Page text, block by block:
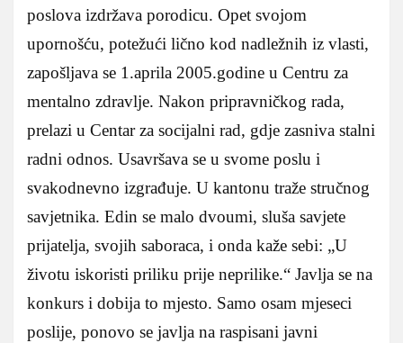
poslova izdržava porodicu. Opet svojom
upornošću, potežući lično kod nadležnih iz vlasti,
zapošljava se 1.aprila 2005.godine u Centru za
mentalno zdravlje. Nakon pripravničkog rada,
prelazi u Centar za socijalni rad, gdje zasniva stalni
radni odnos. Usavršava se u svome poslu i
svakodnevno izgrađuje. U kantonu traže stručnog
savjetnika. Edin se malo dvoumi, sluša savjete
prijatelja, svojih saboraca, i onda kaže sebi: „U
životu iskoristi priliku prije neprilike.“ Javlja se na
konkurs i dobija to mjesto. Samo osam mjeseci
poslije, ponovo se javlja na raspisani javni